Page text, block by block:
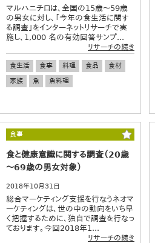
マルハニチロは、全国の15歳～59歳
の男女に対し、「今年の食生活に関す
る調査」をインターネットリサーチで実
施し、1,000 名の有効回答サンプ...
リサーチの続き
食生活 食事 料理 食品
食材
家族
魚 魚料理
食事
食と健康意識に関する調査（20歳
～69歳の男女対象）
2018年10月31日
総合マーケティング支援を行なうネオマ
ーケティングは、世の中の動向をいち早
く把握するために、独自で調査を行なっ
ております。今回2018年1...
リサーチの続き